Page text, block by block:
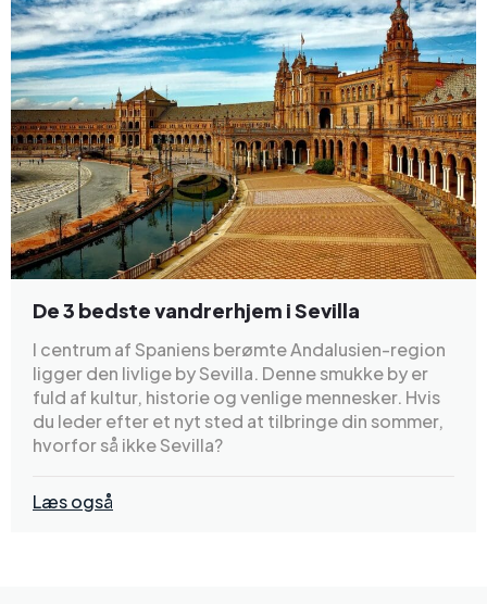
De 3 bedste vandrerhjem i Sevilla
I centrum af Spaniens berømte Andalusien-region
ligger den livlige by Sevilla. Denne smukke by er
fuld af kultur, historie og venlige mennesker. Hvis
du leder efter et nyt sted at tilbringe din sommer,
hvorfor så ikke Sevilla?
Læs også